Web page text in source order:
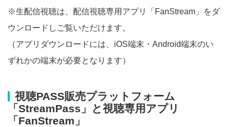
※生配信視聴は、配信視聴専用アプリ「FanStream」をダ
ウンロードしご覧いただけます。
（アプリダウンロードには、iOS端末・Android端末のい
ずれかの端末が必要となります）
視聴PASS販売プラットフォーム
「StreamPass」と視聴専用アプリ
「FanStream」